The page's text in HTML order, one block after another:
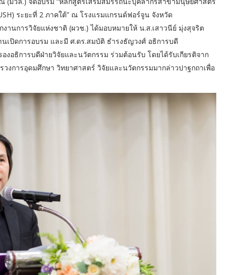
ระยะที่ 2 ภาคใต้” ณ โรงแรมแกรนด์ฟอร์จูน จังหวัด
นการวิจัยแห่งชาติ (ผวช.) ได้มอบหมายให้ น.ส.เสาวนีย์ มุ่งสุจริต
เปิดการอบรม และมี ศ.ดร.สมบัติ ธำรงธัญวงศ์ อธิการบดี
อธิการบดีฝ่ายวิจัยและนวัตกรรม ร่วมต้อนรับ โดยได้รับเกียรติจาก
งการอุดมศึกษา วิทยาศาสตร์ วิจัยและนวัตกรรมมากล่าวปาฐกถาเพื่อ